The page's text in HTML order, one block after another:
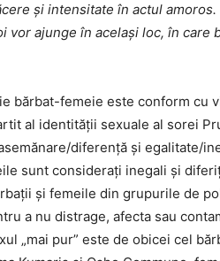
și intensitate în actul amoros.
vor ajunge în același loc, în care
bărbat-femeie este conform cu
al identității sexuale al sorei
diferență și egalitate/
sunt considerați inegali și
și femeile din grupurile de
a nu distrage, afecta sau
„mai pur” este de obicei cel